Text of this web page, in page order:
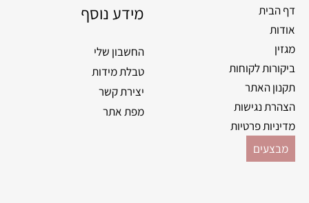
o
k
r
a
m
דף הבית
אודות
מגזין
ביקורות לקוחות
תקנון האתר
הצהרת נגישות
מדיניות פרטיות
מבצעים
מידע נוסף
החשבון שלי
טבלת מידות
יצירת קשר
מפת אתר